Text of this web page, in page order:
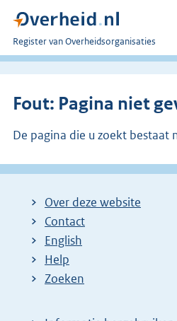
U
bent
Register van Overheidsorganisaties
Fout: Pagina niet
De pagina die u zoekt bestaat
Over deze website
Contact
English
Help
Zoeken